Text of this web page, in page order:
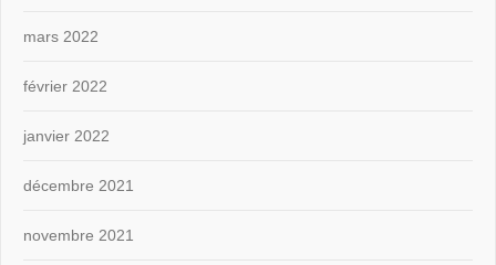
mars 2022
février 2022
janvier 2022
décembre 2021
novembre 2021